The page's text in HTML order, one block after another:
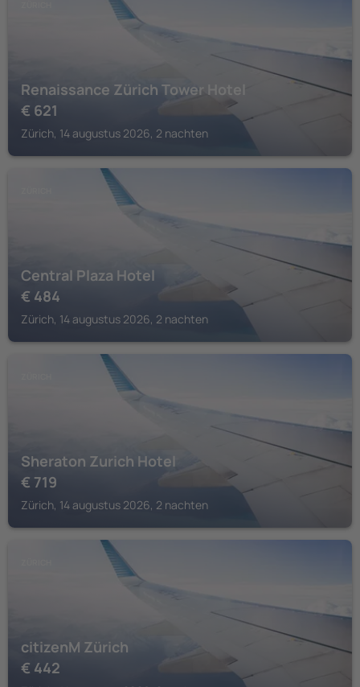
Renaissance Zürich Tower Hotel
€ 621
Zürich, 14 augustus 2026, 2 nachten
Central Plaza Hotel
€ 484
Zürich, 14 augustus 2026, 2 nachten
Sheraton Zurich Hotel
€ 719
Zürich, 14 augustus 2026, 2 nachten
citizenM Zürich
€ 442